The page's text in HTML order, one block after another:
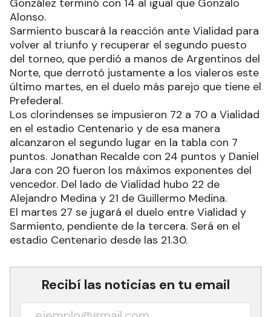
González terminó con 14 al igual que Gonzalo
Alonso.
Sarmiento buscará la reacción ante Vialidad para
volver al triunfo y recuperar el segundo puesto
del torneo, que perdió a manos de Argentinos del
Norte, que derrotó justamente a los vialeros este
último martes, en el duelo más parejo que tiene el
Prefederal.
Los clorindenses se impusieron 72 a 70 a Vialidad
en el estadio Centenario y de esa manera
alcanzaron el segundo lugar en la tabla con 7
puntos. Jonathan Recalde con 24 puntos y Daniel
Jara con 20 fueron los máximos exponentes del
vencedor. Del lado de Vialidad hubo 22 de
Alejandro Medina y 21 de Guillermo Medina.
El martes 27 se jugará el duelo entre Vialidad y
Sarmiento, pendiente de la tercera. Será en el
estadio Centenario desde las 21.30.
Recibí las noticias en tu email